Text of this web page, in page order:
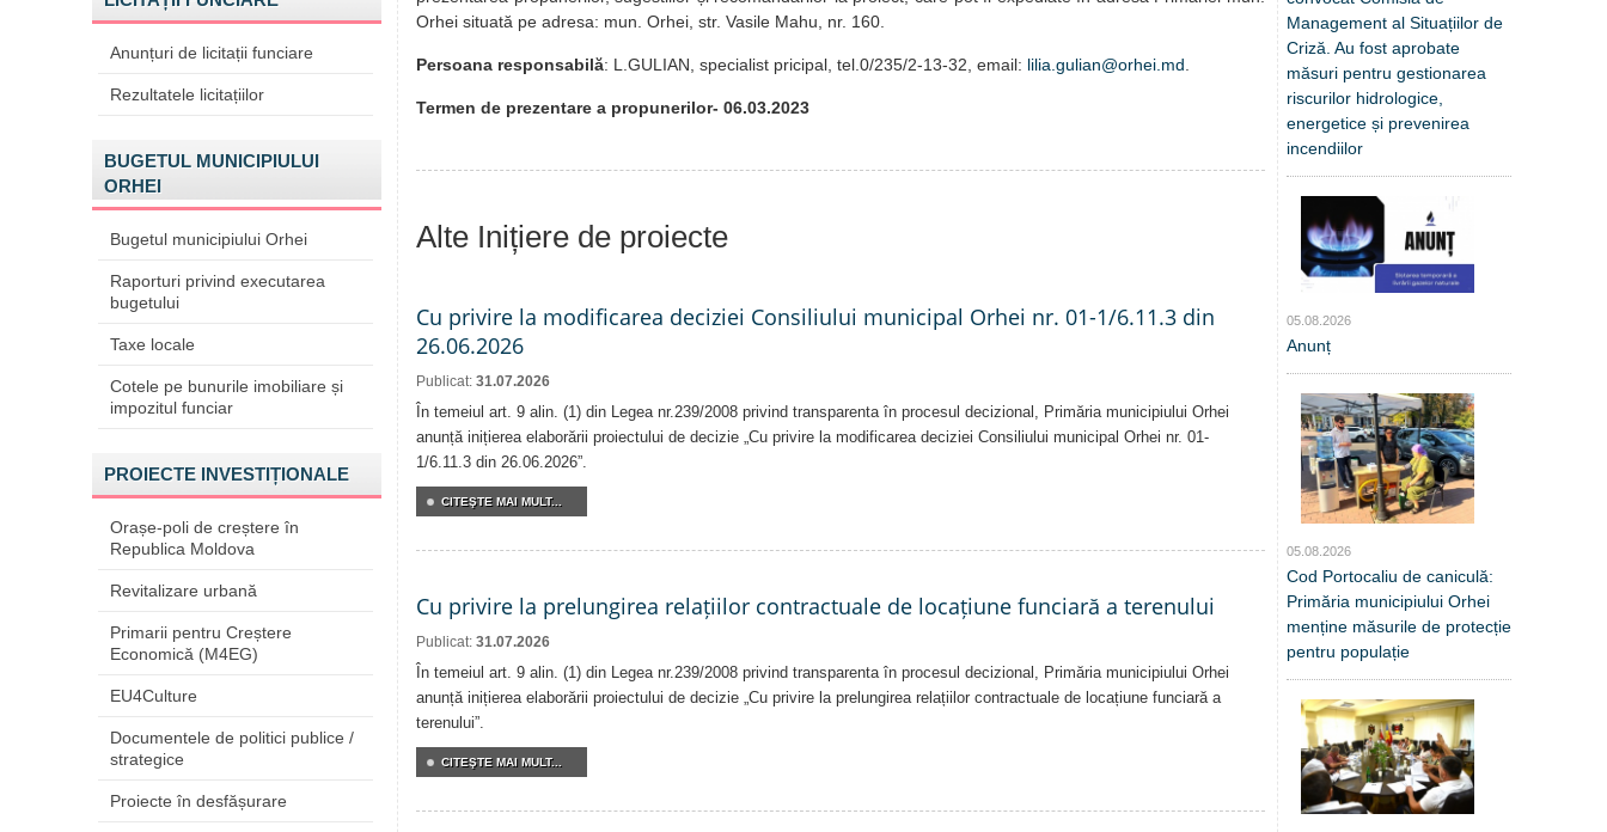
Anunțuri de licitații funciare
Rezultatele licitațiilor
BUGETUL MUNICIPIULUI
ORHEI
Bugetul municipiului Orhei
Raporturi privind executarea
bugetului
Taxe locale
Cotele pe bunurile imobiliare și
impozitul funciar
PROIECTE INVESTIȚIONALE
Orașe-poli de creștere în
Republica Moldova
Revitalizare urbană
Primarii pentru Creștere
Economică (M4EG)
EU4Culture
Documentele de politici publice /
strategice
Proiecte în desfășurare
Orhei situată pe adresa: mun. Orhei, str. Vasile Mahu, nr. 160.
Persoana responsabilă: L.GULIAN, specialist pricipal, tel.0/235/2-13-32, email: lilia.gulian@orhei.md
Termen de prezentare a propunerilor- 06.03.2023
Alte Inițiere de proiecte
Cu privire la modificarea deciziei Consiliului municipal Orhei nr. 01-1/6.11.3 din
26.06.2026
Publicat: 31.07.2026
În temeiul art. 9 alin. (1) din Legea nr.239/2008 privind transparenta în procesul decizional, Primăria municipiului Orhei
anunță inițierea elaborării proiectului de decizie „Cu privire la modificarea deciziei Consiliului municipal Orhei nr. 01-
1/6.11.3 din 26.06.2026”.
CITEŞTE MAI MULT...
Cu privire la prelungirea relațiilor contractuale de locațiune funciară a terenului
Publicat: 31.07.2026
În temeiul art. 9 alin. (1) din Legea nr.239/2008 privind transparenta în procesul decizional, Primăria municipiului Orhei
anunță inițierea elaborării proiectului de decizie „Cu privire la prelungirea relațiilor contractuale de locațiune funciară a
terenului”.
CITEŞTE MAI MULT...
Management al Situațiilor de
Criză. Au fost aprobate
măsuri pentru gestionarea
riscurilor hidrologice,
energetice și prevenirea
incendiilor
05.08.2026
Anunț
05.08.2026
Cod Portocaliu de caniculă:
Primăria municipiului Orhei
menține măsurile de protecție
pentru populație